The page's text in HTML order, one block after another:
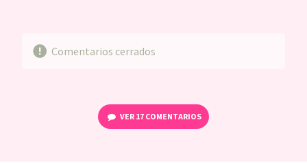
Comentarios cerrados
VER 17 COMENTARIOS